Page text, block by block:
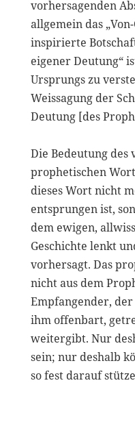
vorhersagenden
allgemein das
inspirierte
eigener Deutung“
Ursprungs zu
Weissagung der
Deutung [des
Die Bedeutung des
prophetischen
dieses Wort nicht
entsprungen ist,
dem ewigen,
Geschichte lenkt
vorhersagt. Das
nicht aus dem
Empfangender,
ihm offenbart,
weitergibt. Nur
sein; nur deshalb
so fest darauf